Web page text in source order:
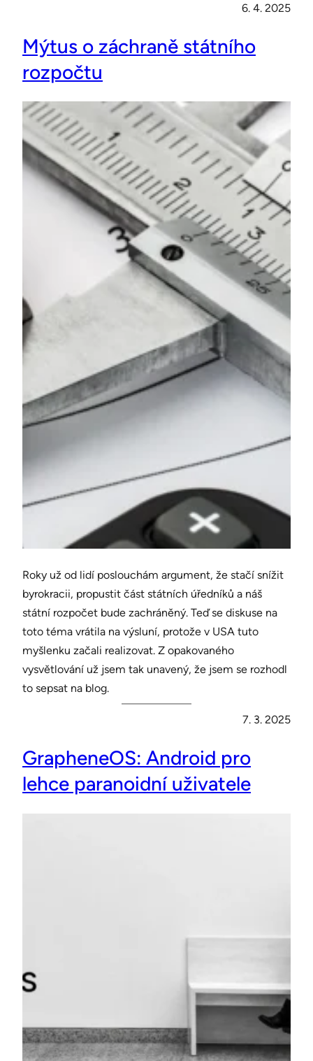
6. 4. 2025
Mýtus o záchraně státního
rozpočtu
Roky už od lidí poslouchám argument, že stačí snížit
byrokracii, propustit část státních úředníků a náš
státní rozpočet bude zachráněný. Teď se diskuse na
toto téma vrátila na výsluní, protože v USA tuto
myšlenku začali realizovat. Z opakovaného
vysvětlování už jsem tak unavený, že jsem se rozhodl
to sepsat na blog.
7. 3. 2025
GrapheneOS: Android pro
lehce paranoidní uživatele